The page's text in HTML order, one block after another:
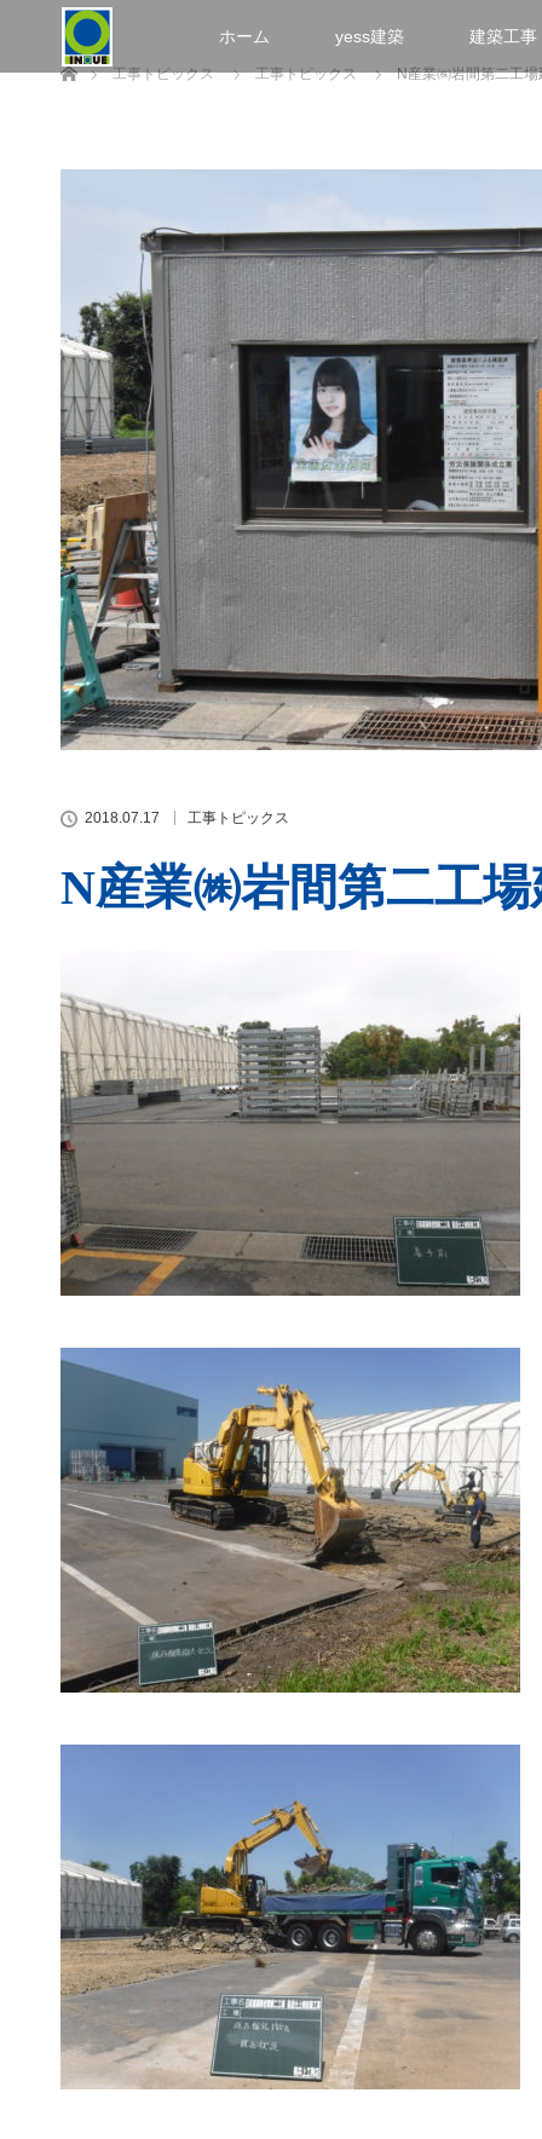
ホーム yess建築 建築工事
ホーム
工事トピックス
工事トピックス N産業㈱岩間第二工場
2018.07.17 工事トピックス
N産業㈱岩間第二工